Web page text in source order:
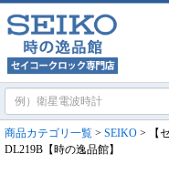
商品カテゴリ一覧 > SEIKO > 【
DL219B【時の逸品館】